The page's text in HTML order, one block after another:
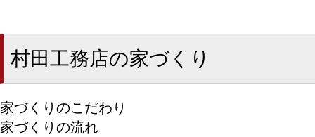
村田工務店の家づくり
家づくりのこだわり
家づくりの流れ